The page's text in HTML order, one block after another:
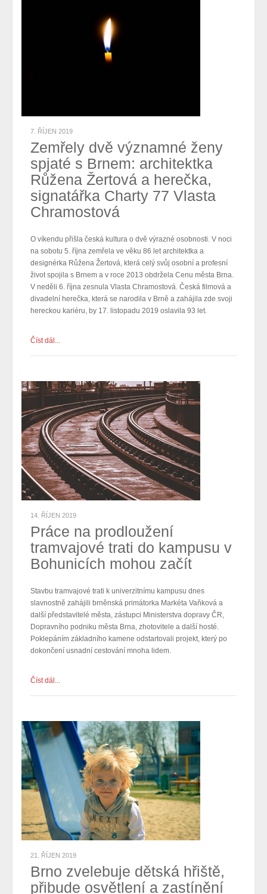
7. ŘÍJEN 2019
Zemřely dvě významné ženy
spjaté s Brnem: architektka
Růžena Žertová a herečka,
signatářka Charty 77 Vlasta
Chramostová
O víkendu přišla česká kultura o dvě výrazné osobnosti. V noci
na sobotu 5. října zemřela ve věku 86 let architektka a
designérka Růžena Žertová, která celý svůj osobní a profesní
život spojila s Brnem a v roce 2013 obdržela Cenu města Brna.
V neděli 6. října zesnula Vlasta Chramostová. Česká filmová a
divadelní herečka, která se narodila v Brně a zahájila zde svoji
hereckou kariéru, by 17. listopadu 2019 oslavila 93 let.
Číst dál...
14. ŘÍJEN 2019
Práce na prodloužení
tramvajové trati do kampusu v
Bohunicích mohou začít
Stavbu tramvajové trati k univerzitnímu kampusu dnes
slavnostně zahájili brněnská primátorka Markéta Vaňková a
další představitelé města, zástupci Ministerstva dopravy ČR,
Dopravního podniku města Brna, zhotovitele a další hosté.
Poklepáním základního kamene odstartovali projekt, který po
dokončení usnadní cestování mnoha lidem.
Číst dál...
21. ŘÍJEN 2019
Brno zvelebuje dětská hřiště,
přibude osvětlení a zastínění